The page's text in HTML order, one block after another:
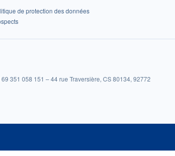
de protection des données
351 058 151 – 44 rue Traversière, CS 80134, 92772